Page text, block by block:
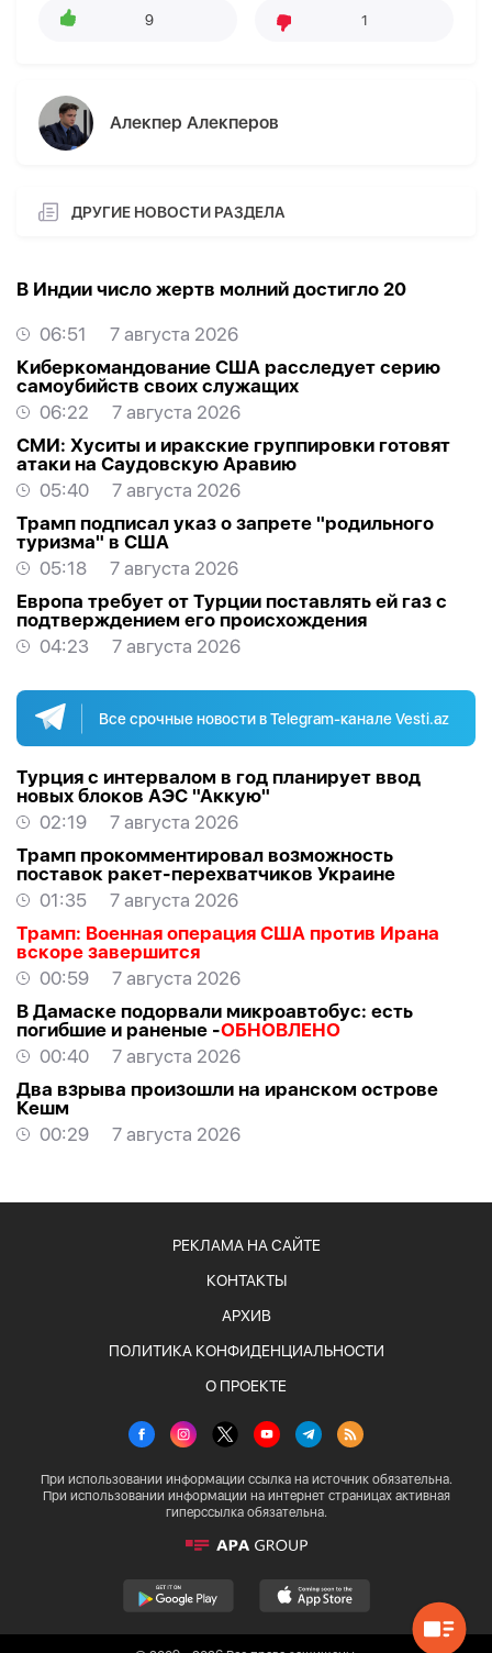
9 1
Алекпер Алекперов
ДРУГИЕ НОВОСТИ РАЗДЕЛА
В Индии число жертв молний достигло 20
06:51
7 августа 2026
Киберкомандование США расследует серию
самоубийств своих служащих
06:22
7 августа 2026
СМИ: Хуситы и иракские группировки готовят
атаки на Саудовскую Аравию
05:40
7 августа 2026
Трамп подписал указ о запрете "родильного
туризма" в США
05:18
7 августа 2026
Европа требует от Турции поставлять ей газ с
подтверждением его происхождения
04:23
7 августа 2026
Все срочные новости в Telegram-канале Vesti.az
Турция с интервалом в год планирует ввод
новых блоков АЭС "Аккую"
02:19
7 августа 2026
Трамп прокомментировал возможность
поставок ракет-перехватчиков Украине
01:35
7 августа 2026
Трамп: Военная операция США против Ирана
вскоре завершится
00:59
7 августа 2026
В Дамаске подорвали микроавтобус: есть
погибшие и раненые -ОБНОВЛЕНО
00:40
7 августа 2026
Два взрыва произошли на иранском острове
Кешм
00:29
7 августа 2026
РЕКЛАМА НА САЙТЕ
КОНТАКТЫ
АРХИВ
ПОЛИТИКА КОНФИДЕНЦИАЛЬНОСТИ
О ПРОЕКТЕ
При использовании информации ссылка на источник обязательна.
При использовании информации на интернет страницах активная
гиперссылка обязательна.